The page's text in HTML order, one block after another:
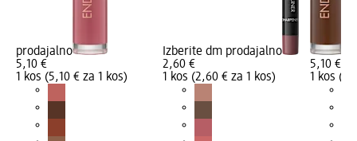
prodajalno
5,10 €
1 kos (5,10 € za 1 kos)
Izberite dm prodajalno
2,60 €
1 kos (2,60 € za 1 kos)
5,10 €
1 kos